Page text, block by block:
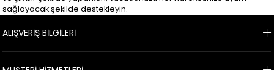
sağlayacak şekilde destekleyin.
ALIŞVERİŞ BİLGİLERİ